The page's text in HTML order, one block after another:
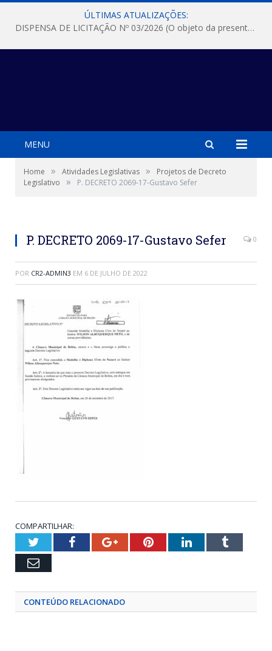
ÚLTIMAS ATUALIZAÇÕES:
DISPENSA DE LICITAÇÃO Nº 03/2026 (O objeto da presente dispensa é a escolha da proposta mais vantajosa para a aquisição, de aparelhos de ar condicionado, tipo Split, com material de instalação e fogão industrial, conforme condições, quantidades e exigências estabelecidas no termo de referencia e neste aviso de contratação direta e seus anexos)
MENU
Home » Atividades Legislativas »
Projetos de Decreto
Legislativo
» P. DECRETO 2069-17-Gustavo Sefer
P. DECRETO 2069-17-Gustavo Sefer 0
POR CR2-ADMIN3 EM 6 DE JULHO DE 2022
COMPARTILHAR:
TwitterFacebookGoogle+PinterestLinkedInTumblr
Email
CONTEÚDO RELACIONADO